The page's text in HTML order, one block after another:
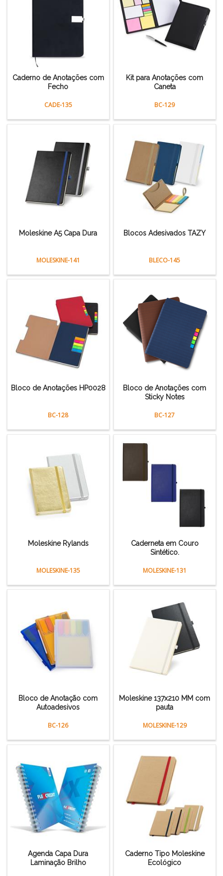
Caderno de Anotações com
Fecho
CADE-135
Kit para Anotações com
Caneta
BC-129
Moleskine A5 Capa Dura
MOLESKINE-141
Blocos Adesivados TAZY
BLECO-145
Bloco de Anotações HP0028
BC-128
Bloco de Anotações com
Sticky Notes
BC-127
Moleskine Rylands
MOLESKINE-135
Caderneta em Couro
Sintético.
MOLESKINE-131
Bloco de Anotação com
Autoadesivos
BC-126
Moleskine 137x210 MM com
pauta
MOLESKINE-129
Agenda Capa Dura
Laminação Brilho
Caderno Tipo Moleskine
Ecológico